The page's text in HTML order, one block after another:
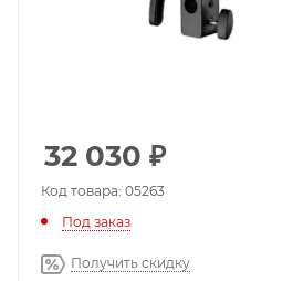
32 030 ₽
Код товара: 05263
Под заказ
Получить скидку